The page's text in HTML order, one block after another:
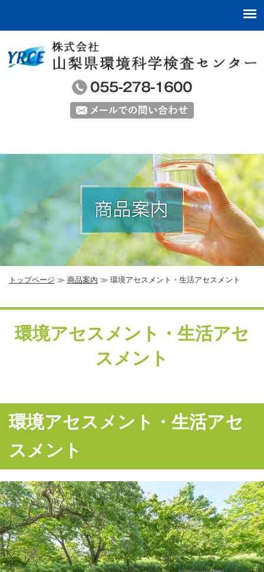
トップページ ≫ 商品案内 ≫ 環境アセスメント・生活アセスメント
環境アセスメント・生活アセ
スメント
環境アセスメント・生活アセ
スメント